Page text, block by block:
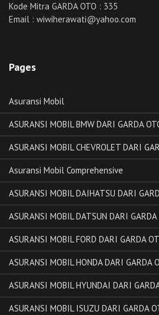
Kode Mitra GARDA OTO : 335
Email : wiwiherawati@yahoo.com
Pages
Asuransi Mobil
ASURANSI MOBIL BMW DARI GARDA
ASURANSI MOBIL CHEVROLET DARI
Asuransi Mobil Comprehensive
ASURANSI MOBIL DAIHATSU DARI
ASURANSI MOBIL DATSUN DARI GARDA
ASURANSI MOBIL FORD DARI GARDA
ASURANSI MOBIL HONDA DARI GARDA
ASURANSI MOBIL HYUNDAI DARI
ASURANSI MOBIL ISUZU DARI GARDA